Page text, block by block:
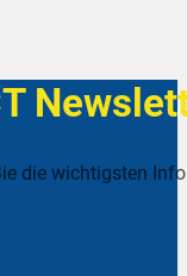
die wichtigsten